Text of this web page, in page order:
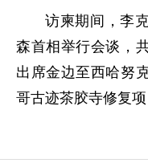
访柬期间，李
森首相举行会谈，
出席金边至西哈努
哥古迹茶胶寺修复项